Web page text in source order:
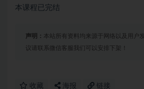
本课程已完结
声明： 本站所有资料均来源于网络以及用户
议请联系微信客服我们可以安排下架！
收藏 海报 链接